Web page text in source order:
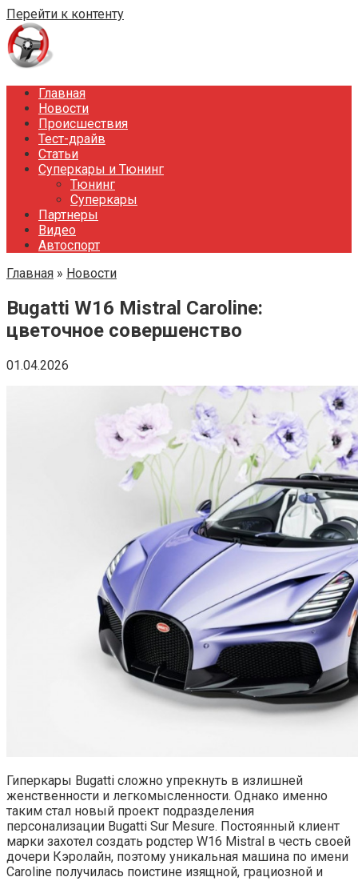
Перейти к контенту
Главная
Новости
Происшествия
Тест-драйв
Статьи
Суперкары и Тюнинг
Тюнинг
Суперкары
Партнеры
Видео
Автоспорт
Главная » Новости
Bugatti W16 Mistral Caroline:
цветочное совершенство
01.04.2026
Гиперкары Bugatti сложно упрекнуть в излишней
женственности и легкомысленности. Однако именно
таким стал новый проект подразделения
персонализации Bugatti Sur Mesure. Постоянный клиент
марки захотел создать родстер W16 Mistral в честь своей
дочери Кэролайн, поэтому уникальная машина по имени
Caroline получилась поистине изящной, грациозной и